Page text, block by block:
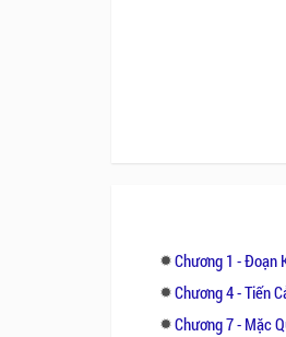
Chương 1 - Đoạn
Chương 4 - Tiến
Chương 7 - Mặc